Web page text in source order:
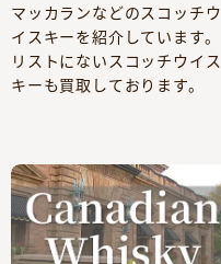
マッカランなどのスコッチウ
イスキーを紹介しています。
リストにないスコッチウイス
キーも買取しております。